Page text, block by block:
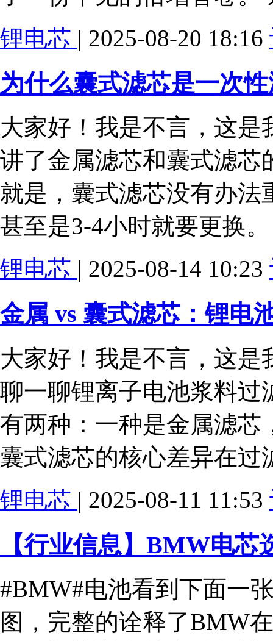
锂电芯 | 2025-08-20 18:16
为什么囊式滤芯是一次
大家好！我是不言，这是
讲了金属滤芯和囊式滤芯
就是，囊式滤芯没有办法
甚至是3-4小时就要更换
锂电芯 | 2025-08-14 10:23
金属 vs 囊式滤芯：锂电
大家好！我是不言，这是
聊一聊锂离子电池浆料过
有两种：一种是金属滤芯
囊式滤芯的核心差异在
锂电芯 | 2025-08-11 11:53
【行业信息】BMW电芯
#BMW#电池看到下面一
图，完整的诠释了BMW